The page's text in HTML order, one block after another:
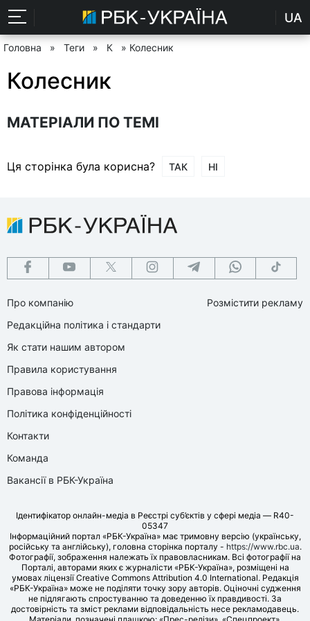
UA
Головна » Теги » К » Колесник
Колесник
МАТЕРІАЛИ ПО ТЕМІ
Ця сторінка була корисна? ТАК НІ
Про компанію
Редакційна політика і стандарти
Як стати нашим автором
Правила користування
Правова інформація
Політика конфіденційності
Контакти
Команда
Вакансії в РБК-Україна
Розмістити рекламу
Ідентифікатор онлайн-медіа в Реєстрі суб’єктів у сфері медіа — R40-
05347
Інформаційний портал «РБК-Україна» має тримовну версію (українську,
російську та англійську), головна сторінка порталу - https://www.rbc.ua.
Фотографії, зображення належать їх правовласникам. Всі фотографії на
Порталі, авторами яких є журналісти «РБК-Україна», розміщені на
умовах ліцензії Creative Commons Attribution 4.0 International. Редакція
«РБК-Україна» може не поділяти точку зору авторів. Оціночні судження
не підлягають спростуванню та доведенню їх правдивості. За
достовірність та зміст реклами відповідальність несе рекламодавець.